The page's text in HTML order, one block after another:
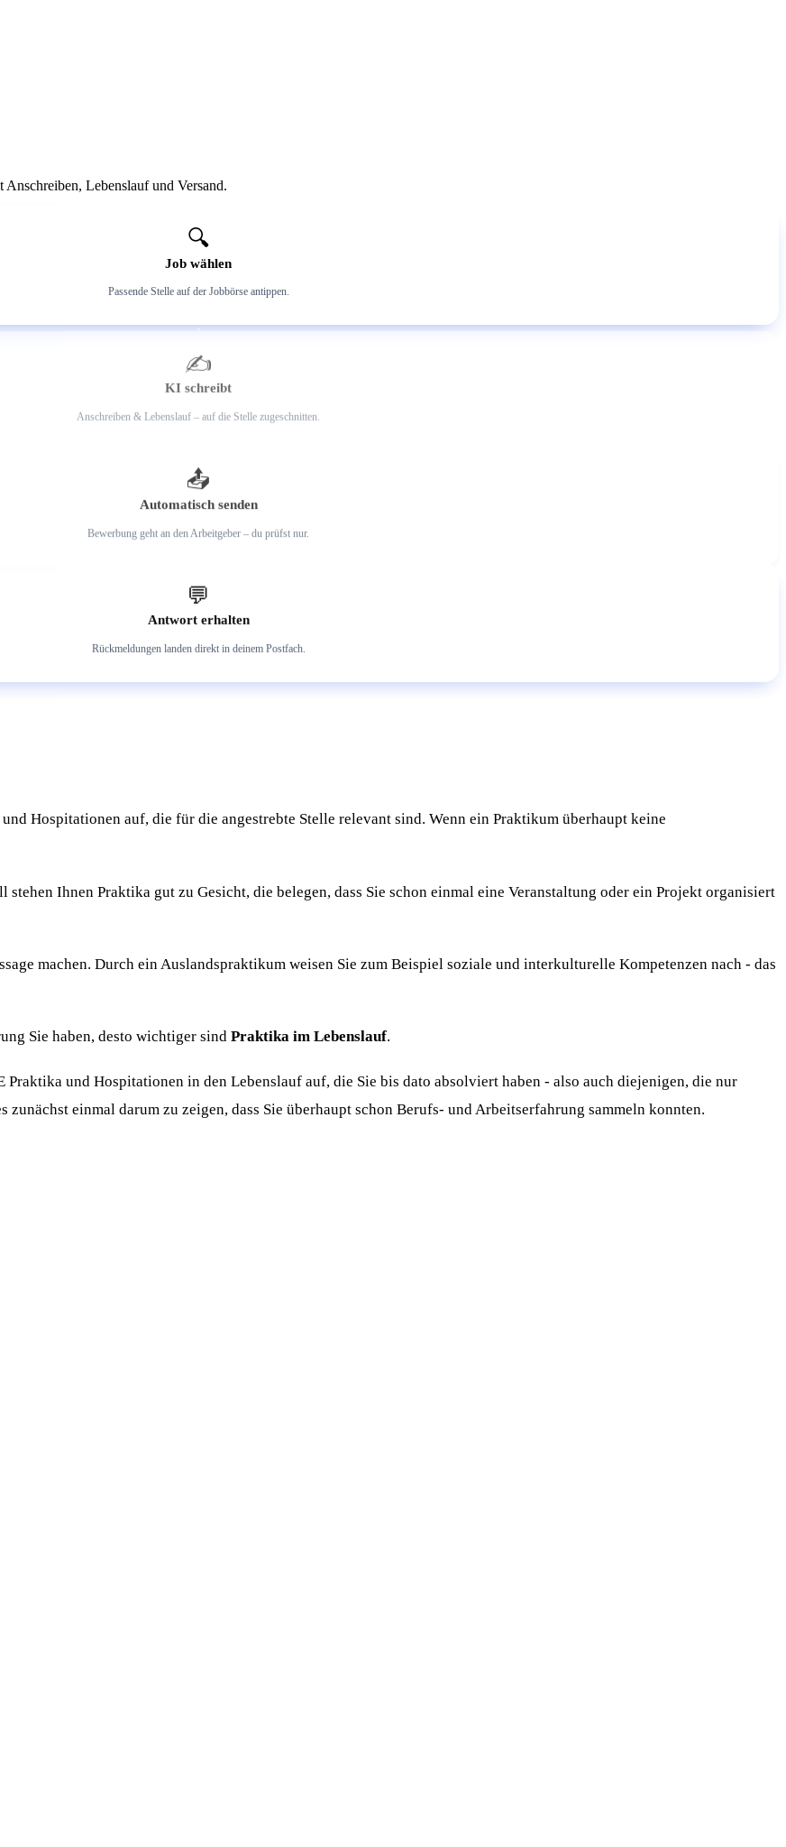
Lebenslauf und Versand.
🔍
Job wählen
Passende Stelle auf der Jobbörse antippen.
2
✍️
KI schreibt
Anschreiben & Lebenslauf – auf die Stelle zugeschnitten.
📤
Automatisch senden
Bewerbung geht an den Arbeitgeber – du prüfst nur.
💬
Antwort erhalten
Rückmeldungen landen direkt in deinem Postfach.
Hospitationen auf, die für die angestrebte Stelle relevant sind. Wenn ein Praktikum überhaupt keine
stehen Ihnen Praktika gut zu Gesicht, die belegen, dass Sie schon einmal eine Veranstaltung oder ein Projekt organisiert
machen. Durch ein Auslandspraktikum weisen Sie zum Beispiel soziale und interkulturelle Kompetenzen nach - das
Sie haben, desto wichtiger sindPraktika im Lebenslauf.
und Hospitationen in den Lebenslauf auf, die Sie bis dato absolviert haben - also auch diejenigen, die nur
zunächst einmal darum zu zeigen, dass Sie überhaupt schon Berufs- und Arbeitserfahrung sammeln konnten.